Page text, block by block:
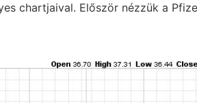
chartjaival. Először nézzük a